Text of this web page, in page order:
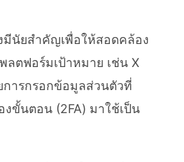
มีนัยสำคัญเพื่อให้สอดคล้อง
ลตฟอร์มเป้าหมาย เช่น X
การกรอกข้อมูลส่วนตัวที่
งขั้นตอน (2FA) มาใช้เป็น